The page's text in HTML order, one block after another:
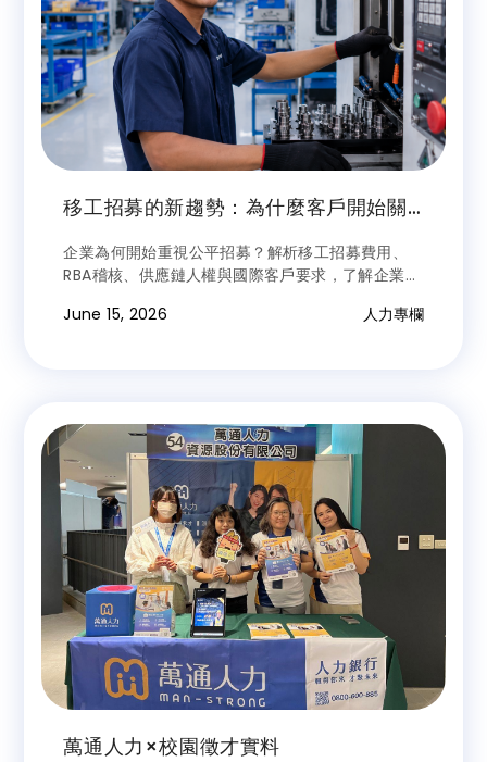
移工招募的新趨勢：為什麼客戶開始關
企業為何開始重視公平招募？解析移工招募費用、
RBA稽核、供應鏈人權與國際客戶要求，了解企業如
與管理制度。
June 15, 2026 人力專欄
萬通人力×校園徵才實料